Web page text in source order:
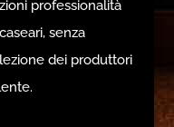
professionalità
senza
dei produttori